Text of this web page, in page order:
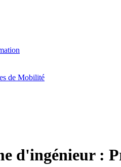
de Mobilité
d'ingénieur :